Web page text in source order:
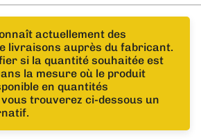
actuellement des
livraisons auprès du fabricant.
si la quantité souhaitée est
la mesure où le produit
en quantités
trouverez ci-dessous un